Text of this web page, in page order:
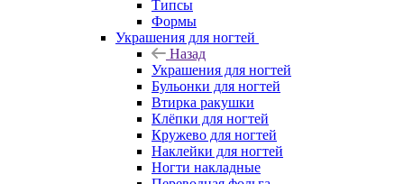
Типсы
Формы
Украшения для ногтей
Назад
Украшения для ногтей
Бульонки для ногтей
Втирка ракушки
Клёпки для ногтей
Кружево для ногтей
Наклейки для ногтей
Ногти накладные